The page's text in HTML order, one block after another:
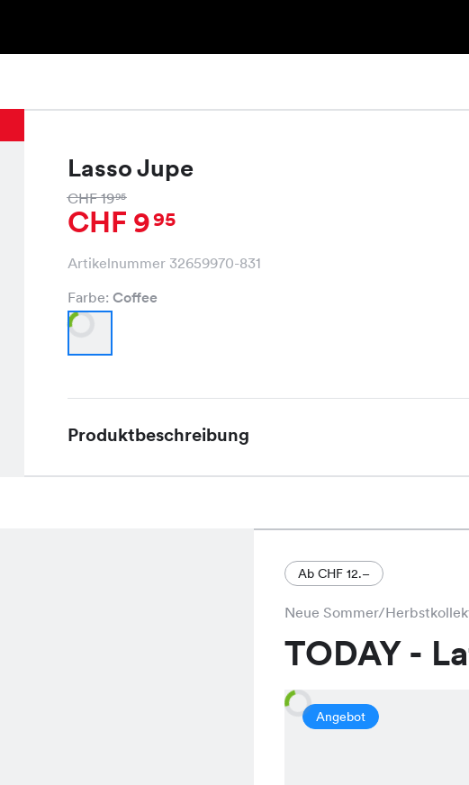
Lasso Jupe
CHF 1995
CHF 995
Artikelnummer 32659970-831
Farbe: Coffee
Produktbeschreibung
Ab CHF 12.–
Neue Sommer/
TODAY -
Angebot